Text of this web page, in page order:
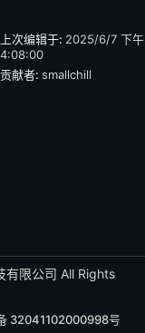
上次编辑于: 2025/6/7 下午
4:08:00
贡献者: smallchill
限公司 All Rights
32041102000998号